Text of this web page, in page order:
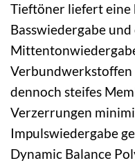
Tieftöner liefert eine
Basswiedergabe
dennoch steifes
Verzerrungen
Impulswiedergabe
Dynamic Balance